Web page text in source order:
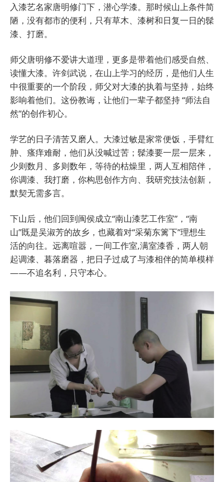
入漆艺名家唐明修门下，潜心学漆。那时候山上条件简
陋，没有都市的便利，只有草木、漆树和日复一日的髹
漆、打磨。
师父唐明修不爱讲大道理，更多是带着他们感受自然、
读懂大漆。许剑武说，在山上学习的经历，是他们人生
中很重要的一个阶段，师父对大漆的执着与坚持，始终
影响着他们。这份教诲，让他们一辈子都坚持 “师法自
然”的创作初心。
学艺的日子清苦又磨人。大漆过敏是家常便饭，手臂红
肿、瘙痒难耐，他们从没喊过苦；髹漆要一层一层来，
少则数月、多则数年，等待的枯燥里，两人互相陪伴，
你调漆、我打磨，你构思创作方向、我研究技法创新，
默契无需多言。
下山后，他们回到闽侯成立“南山漆艺工作室”，“南
山”既是吴淑芳的故乡，也藏着对“采菊东篱下”理想生
活的向往。远离喧嚣，一间工作室,满室漆香，两人朝
起调漆、暮落磨器，把日子过成了与漆相伴的简单模样
——不追名利，只守本心。